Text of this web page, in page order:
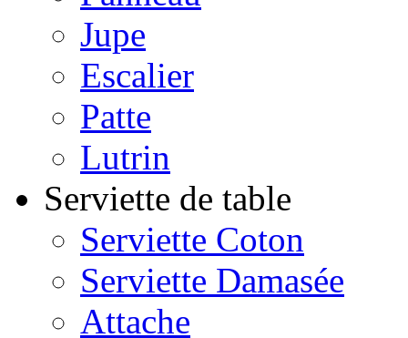
Jupe
Escalier
Patte
Lutrin
Serviette de table
Serviette Coton
Serviette Damasée
Attache